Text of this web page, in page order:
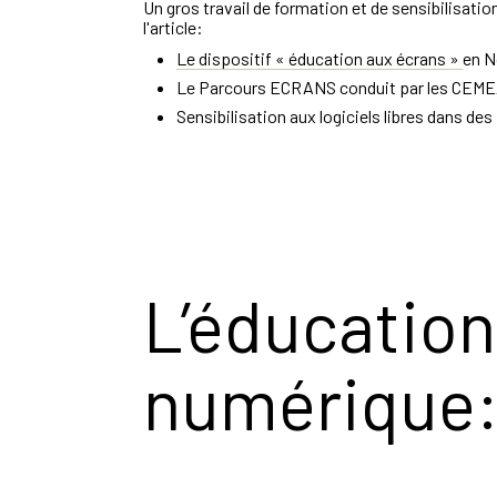
Un gros travail de formation et de sensibilisati
l'article:
Le dispositif « éducation aux écrans » en
Le Parcours ECRANS conduit parles
Sensibilisation aux logiciels libres dans